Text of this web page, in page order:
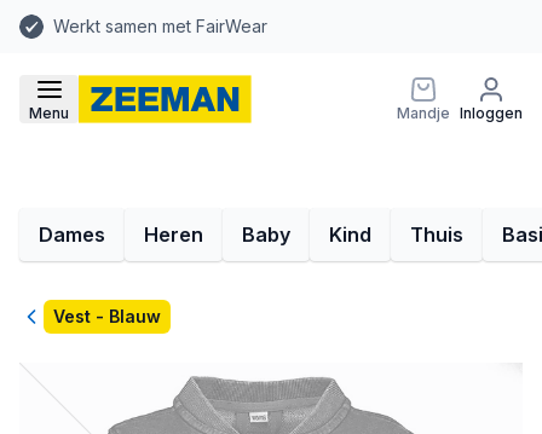
Werkt samen met FairWear
Menu Mandje Inloggen
Dames Heren Baby Kind Thuis
TerugVest - Blauw